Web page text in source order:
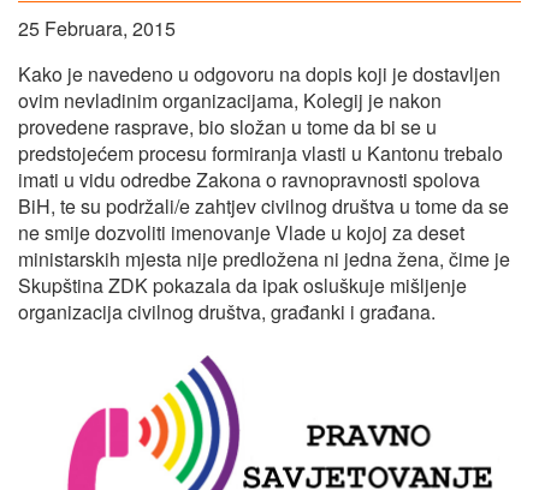
25 Februara, 2015
Kako je navedeno u odgovoru na dopis koji je dostavljen
ovim nevladinim organizacijama, Kolegij je nakon
provedene rasprave, bio složan u tome da bi se u
predstojećem procesu formiranja vlasti u Kantonu trebalo
imati u vidu odredbe Zakona o ravnopravnosti spolova
BiH, te su podržali/e zahtjev civilnog društva u tome da se
ne smije dozvoliti imenovanje Vlade u kojoj za deset
ministarskih mjesta nije predložena ni jedna žena, čime je
Skupština ZDK pokazala da ipak osluškuje mišljenje
organizacija civilnog društva, građanki i građana.